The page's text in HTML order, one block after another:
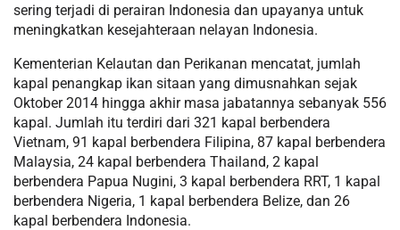
sering terjadi di perairan Indonesia dan upayanya untuk
meningkatkan kesejahteraan nelayan Indonesia.
Kementerian Kelautan dan Perikanan mencatat, jumlah
kapal penangkap ikan sitaan yang dimusnahkan sejak
Oktober 2014 hingga akhir masa jabatannya sebanyak 556
kapal. Jumlah itu terdiri dari 321 kapal berbendera
Vietnam, 91 kapal berbendera Filipina, 87 kapal berbendera
Malaysia, 24 kapal berbendera Thailand, 2 kapal
berbendera Papua Nugini, 3 kapal berbendera RRT, 1 kapal
berbendera Nigeria, 1 kapal berbendera Belize, dan 26
kapal berbendera Indonesia.